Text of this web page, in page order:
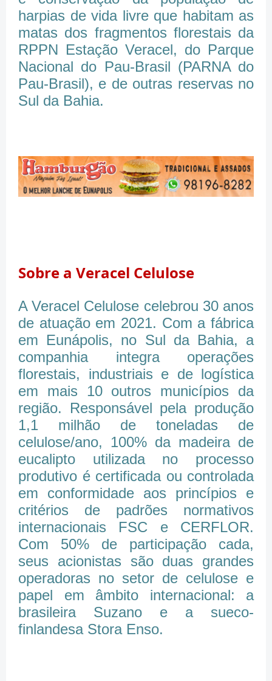
harpias de vida livre que habitam as
matas dos fragmentos florestais da
RPPN Estação Veracel, do Parque
Nacional do Pau-Brasil (PARNA do
Pau-Brasil), e de outras reservas no
Sul da Bahia.
Sobre a Veracel Celulose
A Veracel Celulose celebrou 30 anos
de atuação em 2021. Com a fábrica
em Eunápolis, no Sul da Bahia, a
companhia integra operações
florestais, industriais e de logística
em mais 10 outros municípios da
região. Responsável pela produção
1,1 milhão de toneladas de
celulose/ano, 100% da madeira de
eucalipto utilizada no processo
produtivo é certificada ou controlada
em conformidade aos princípios e
critérios de padrões normativos
internacionais FSC e CERFLOR.
Com 50% de participação cada,
seus acionistas são duas grandes
operadoras no setor de celulose e
papel em âmbito internacional: a
brasileira Suzano e a sueco-
finlandesa Stora Enso.